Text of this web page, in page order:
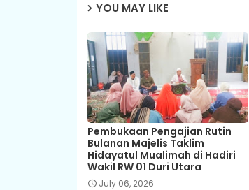
YOU MAY LIKE
Pembukaan Pengajian Rutin
Bulanan Majelis Taklim
Hidayatul Mualimah di Hadiri
Wakil RW 01 Duri Utara
July 06, 2026